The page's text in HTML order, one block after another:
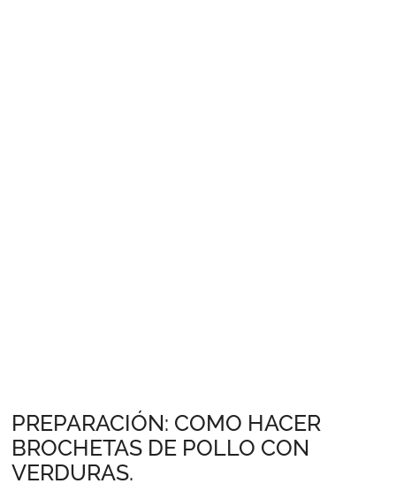
PREPARACIÓN: COMO HACER
BROCHETAS DE POLLO CON
VERDURAS.